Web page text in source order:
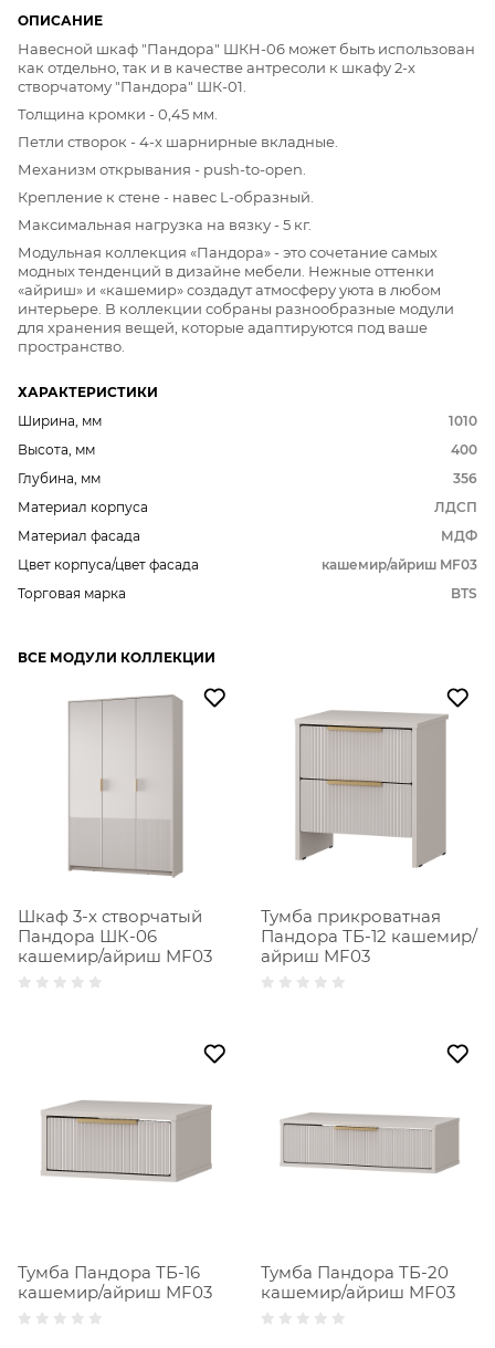
ОПИСАНИЕ
Навесной шкаф "Пандора" ШКН-06 может быть использован
как отдельно, так и в качестве антресоли к шкафу 2-х
створчатому "Пандора" ШК-01.
Толщина кромки - 0,45 мм.
Петли створок - 4-х шарнирные вкладные.
Механизм открывания - push-to-open.
Крепление к стене - навес L-образный.
Максимальная нагрузка на вязку - 5 кг.
Модульная коллекция «Пандора» - это сочетание самых
модных тенденций в дизайне мебели. Нежные оттенки
«айриш» и «кашемир» создадут атмосферу уюта в любом
интерьере. В коллекции собраны разнообразные модули
для хранения вещей, которые адаптируются под ваше
пространство.
ХАРАКТЕРИСТИКИ
Ширина, мм
1010
Высота, мм
400
Глубина, мм
356
Материал корпуса
ЛДСП
Материал фасада
МДФ
Цвет корпуса/цвет фасада
кашемир/айриш MF03
Торговая марка
BTS
ВСЕ МОДУЛИ КОЛЛЕКЦИИ
Шкаф 3-х створчатый
Пандора ШК-06
кашемир/айриш MF03
Тумба прикроватная
Пандора ТБ-12 кашемир/
айриш MF03
Тумба Пандора ТБ-16
кашемир/айриш MF03
Тумба Пандора ТБ-20
кашемир/айриш MF03